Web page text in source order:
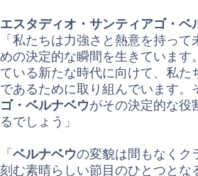
エスタディオ・サンティアゴ・ベ
「私たちは力強さと熱意を持っ
めの決定的な瞬間を生きています
ている新たな時代に向けて、私た
であるために取り組んでいます。
ゴ・ベルナベウがその決定的な役
るでしょう」
「 ベルナベウの変貌は間もなくク
刻む素晴らしい節目のひとつとな